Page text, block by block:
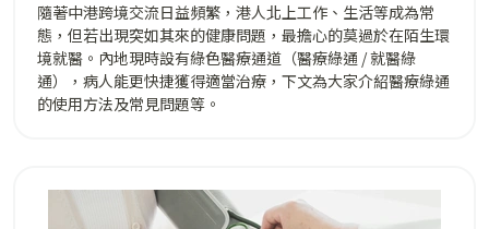
隨著中港跨境交流日益頻繁，港人北上工作、生活等成為常
態，但若出現突如其來的健康問題，最擔心的莫過於在陌生環
境就醫。內地現時設有綠色醫療通道（醫療綠通 / 就醫綠
通），病人能更快捷獲得適當治療，下文為大家介紹醫療綠通
的使用方法及常見問題等。